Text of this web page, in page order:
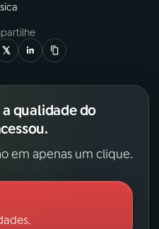
Facebook
qualidade do
em apenas um clique.